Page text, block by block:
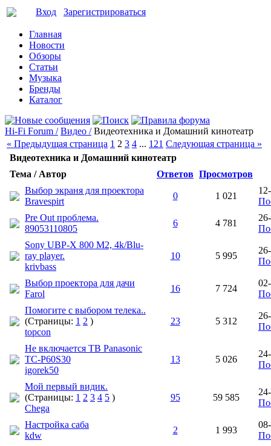
Вход Зарегистрироваться
Главная
Новости
Обзоры
Статьи
Музыка
Бренды
Каталог
Hi-Fi Forum / Видео / Видеотехника и Домашний кинотеатр
« Предыдущая страница 1 2 3 4 ... 121 Следующая страница »
Видеотехника и Домашний кинотеатр
Тема / Автор
Ответов Просмотров
Выбор экраня для проектора
Bravespirt
0 1 021
Pre Out проблема.
89053110805
6 4 781
Sony UBP-X 800 M2, 4k/Blu-
ray player.
krivbass
10 5 995
Выбор проектора для дачи
Farol
16 7 724
Помогите с выбором телека..
(Страницы: 1 2 )
topcon
23 5 312
Не включается ТВ Panasonic
TC-P60S30
igorek50
13 5 026
Мой первый видик.
(Страницы: 1 2 3 4 5 )
Chega
95 59 585
Настройка саба
kdw
2 1 993